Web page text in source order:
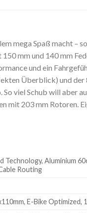
mega Spaß macht –
mm und 140 mm
und ein
Überblick) und
viel Schub will
mit 203 mm Rotoren.
Aluminium
Routing
E-Bike Optimized,